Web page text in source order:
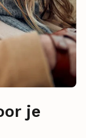
je